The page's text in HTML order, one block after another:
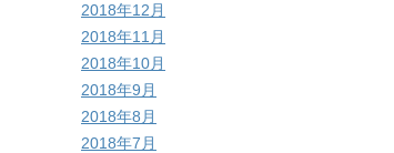
2018年12月
2018年11月
2018年10月
2018年9月
2018年8月
2018年7月